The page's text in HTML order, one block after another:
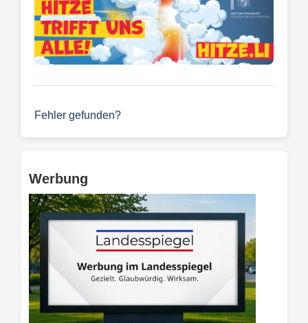
Fehler gefunden?
Werbung